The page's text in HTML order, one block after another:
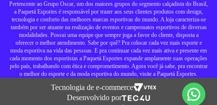
Pertencente ao Grupo Oscar, um dos maiores grupos do segmento calçadista do Brasil,
a Paquetá Esportes é responsável por trazer aos seus clientes produtos com design,
tecnologia e conforto das melhores marcas esportivas do mundo. A loja caracteriza-se
também por ser atuante na realização de eventos e campeonatos esportivos de diversas
modalidades. Possui uma equipe que sempre joga a favor do cliente, disposta a
oferecer o melhor atendimento. Sabe por quê? Pra colocar cada vez mais esporte e
moda esportiva na vida das pessoas. E pra continuar cada vez mais ativa e presente em
cada momento dos esportistas a Paquetá Esportes expande amplamente suas operações
pelo país, trabalhando com ética e comprometimento. Agora você já sabe, pra encontrar
o melhor do esporte e da moda esportiva do mundo, visite a Paquetá Esportes.
Tecnologia de e-commerce
Desenvolvido por